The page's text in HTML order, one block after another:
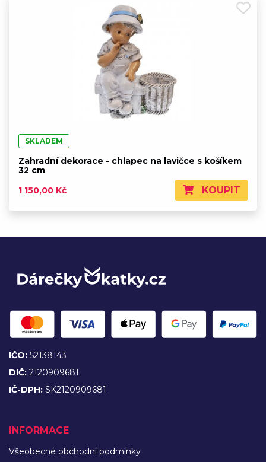
SKLADEM
Zahradní dekorace - chlapec na lavičce s košíkem
32 cm
1 150,00 Kč
KOUPIT
IČO: 52138143
DIČ: 2120909681
IČ-DPH: SK2120909681
INFORMACE
Všeobecné obchodní podmínky